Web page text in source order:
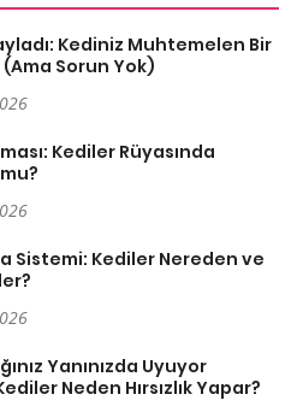
Kediniz Muhtemelen Bir
Sorun Yok)
Kediler Rüyasında
Sistemi: Kediler Nereden ve
Yanınızda Uyuyor
Neden Hırsızlık Yapar?